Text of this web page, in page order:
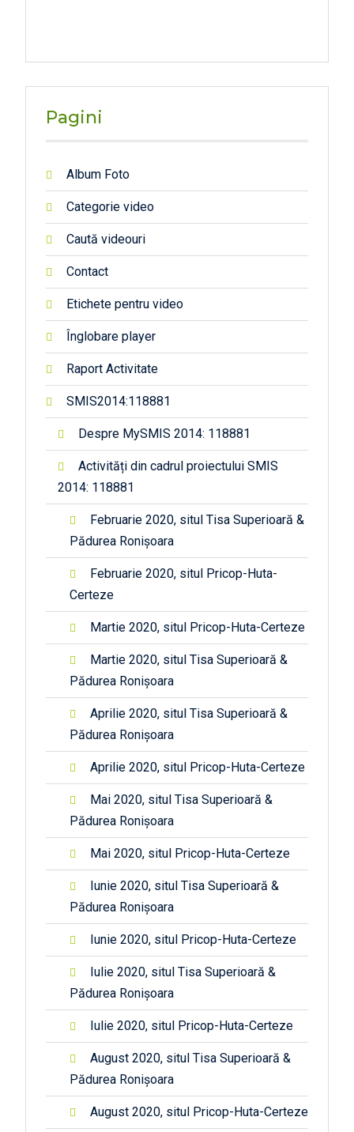
tivita
ra_Sa
Pagini
Album Foto
Categorie video
Caută videouri
Contact
Etichete pentru video
Înglobare player
Raport Activitate
SMIS2014:118881
Despre MySMIS 2014: 118881
Activități din cadrul proiectului SMIS
2014: 118881
Februarie 2020, situl Tisa Superioară &
Pădurea Ronișoara
Februarie 2020, situl Pricop-Huta-
Certeze
Martie 2020, situl Pricop-Huta-Certeze
Martie 2020, situl Tisa Superioară &
Pădurea Ronișoara
Aprilie 2020, situl Tisa Superioară &
Pădurea Ronișoara
Aprilie 2020, situl Pricop-Huta-Certeze
Mai 2020, situl Tisa Superioară &
Pădurea Ronișoara
Mai 2020, situl Pricop-Huta-Certeze
Iunie 2020, situl Tisa Superioară &
Pădurea Ronișoara
Iunie 2020, situl Pricop-Huta-Certeze
Iulie 2020, situl Tisa Superioară &
Pădurea Ronișoara
Iulie 2020, situl Pricop-Huta-Certeze
August 2020, situl Tisa Superioară &
Pădurea Ronișoara
August 2020, situl Pricop-Huta-Certeze